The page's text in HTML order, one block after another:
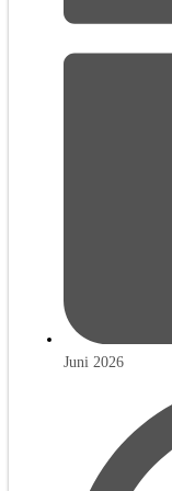
Juni 2026